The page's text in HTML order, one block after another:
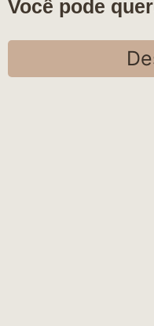
Você pode